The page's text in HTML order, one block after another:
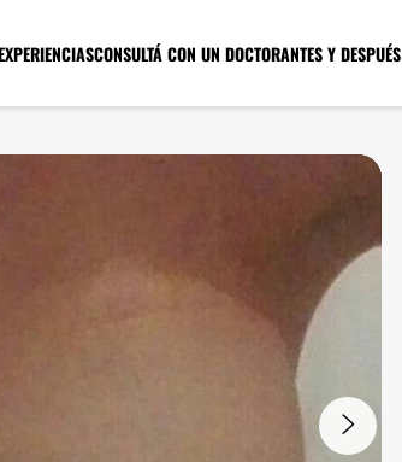
CONSULTÁ CON UN DOCTORANTES Y DESPUÉS